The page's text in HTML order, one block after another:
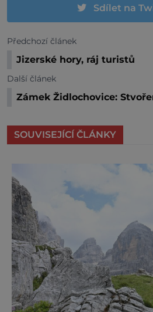
Sdílet na
Předchozí článek
Jizerské hory, ráj turistů
Další článek
Zámek Židlochovice:
SOUVISEJÍCÍ ČLÁNKY